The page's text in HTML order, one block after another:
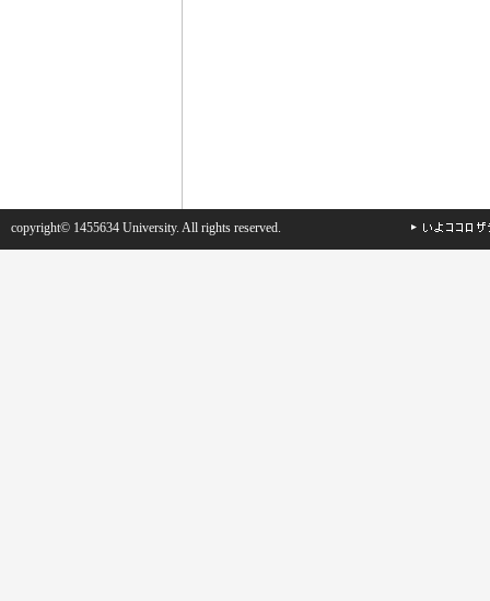
copyright© 1455634 University. All rights reserved.